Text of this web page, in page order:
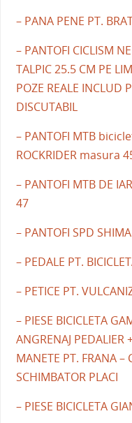
– PANA PENE PT.
– PANTOFI CICLISM
TALPIC 25.5 CM PE
POZE REALE INCLUD
DISCUTABIL
– PANTOFI MTB
ROCKRIDER masura
– PANTOFI MTB DE
47
– PANTOFI SPD
– PEDALE PT.
– PETICE PT.
– PIESE BICICLETA
ANGRENAJ PEDALIER
MANETE PT. FRANA –
SCHIMBATOR PLACI
– PIESE BICICLETA